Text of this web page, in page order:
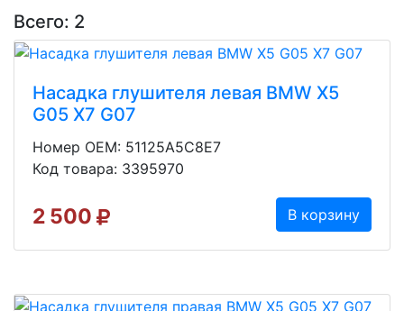
Всего: 2
Насадка глушителя левая BMW X5
G05 X7 G07
Номер OEM: 51125A5C8E7
Код товара: 3395970
2 500 В корзину